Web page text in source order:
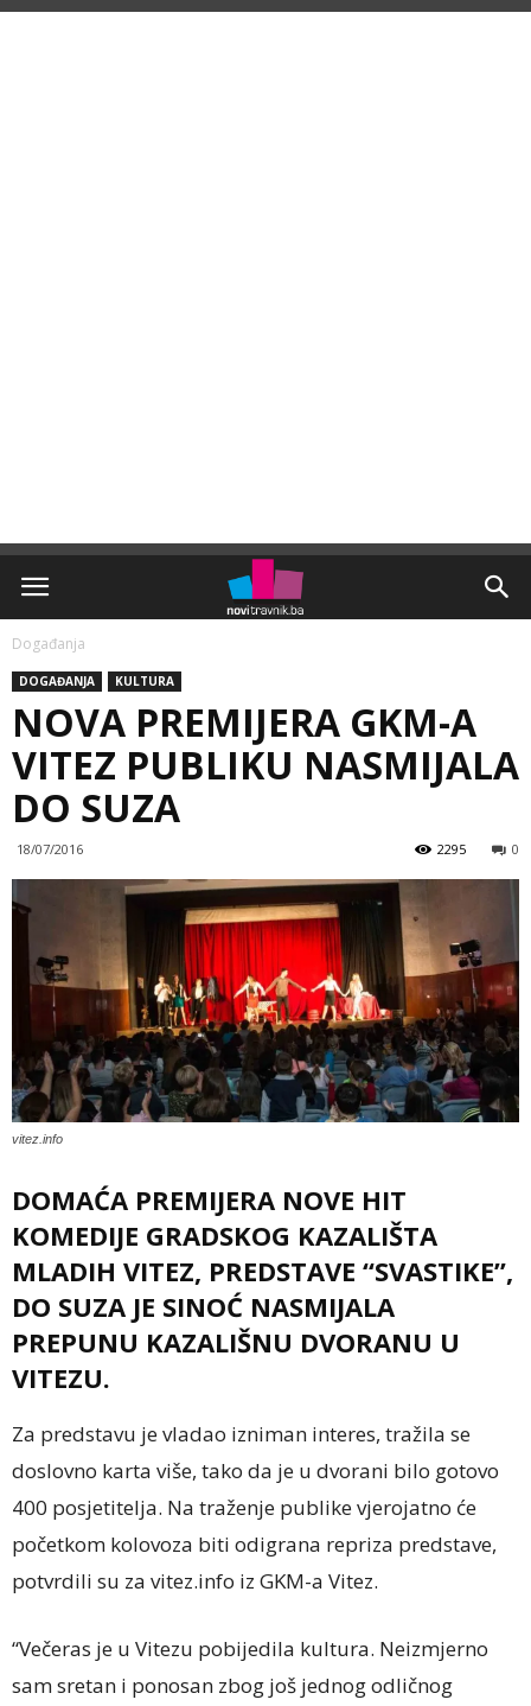
Događanja
DOGAĐANJA KULTURA
NOVA PREMIJERA GKM-A
VITEZ PUBLIKU NASMIJALA
DO SUZA
18/07/2016 0
2295
vitez.info
DOMAĆA PREMIJERA NOVE HIT
KOMEDIJE GRADSKOG KAZALIŠTA
MLADIH VITEZ, PREDSTAVE “SVASTIKE”,
DO SUZA JE SINOĆ NASMIJALA
PREPUNU KAZALIŠNU DVORANU U
VITEZU.
Za predstavu je vladao izniman interes, tražila se
doslovno karta više, tako da je u dvorani bilo gotovo
400 posjetitelja. Na traženje publike vjerojatno će
početkom kolovoza biti odigrana repriza predstave,
potvrdili su za vitez.info iz GKM-a Vitez.
“Večeras je u Vitezu pobijedila kultura. Neizmjerno
sam sretan i ponosan zbog još jednog odličnog